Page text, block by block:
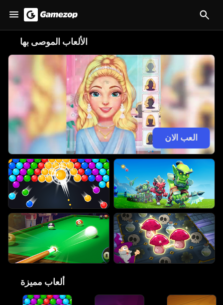
الألعاب الموصى بها
العب الان
ألعاب مميزة